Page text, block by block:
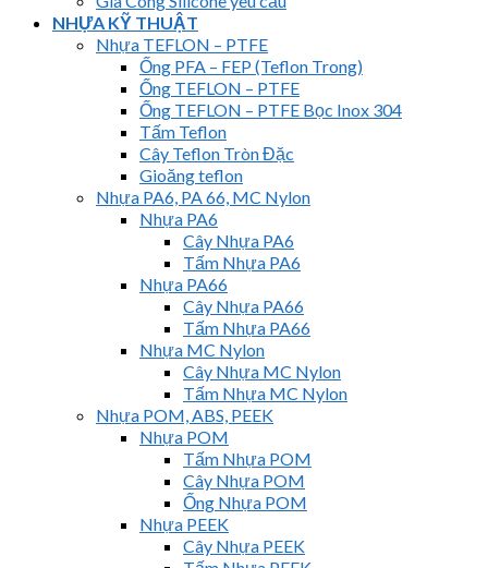
NHỰA KỸ THUẬT
Nhựa TEFLON – PTFE
Ống PFA – FEP (Teflon Trong)
Ống TEFLON – PTFE
Ống TEFLON – PTFE Bọc Inox 304
Tấm Teflon
Cây Teflon Tròn Đặc
Gioăng teflon
Nhựa PA6, PA 66, MC Nylon
Nhựa PA6
Cây Nhựa PA6
Tấm Nhựa PA6
Nhựa PA66
Cây Nhựa PA66
Tấm Nhựa PA66
Nhựa MC Nylon
Cây Nhựa MC Nylon
Tấm Nhựa MC Nylon
Nhựa POM, ABS, PEEK
Nhựa POM
Tấm Nhựa POM
Cây Nhựa POM
Ống Nhựa POM
Nhựa PEEK
Cây Nhựa PEEK